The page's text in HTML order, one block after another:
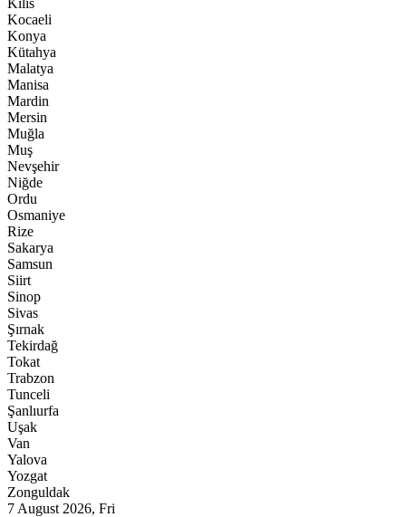
Kilis
Kocaeli
Konya
Kütahya
Malatya
Manisa
Mardin
Mersin
Muğla
Muş
Nevşehir
Niğde
Ordu
Osmaniye
Rize
Sakarya
Samsun
Siirt
Sinop
Sivas
Şırnak
Tekirdağ
Tokat
Trabzon
Tunceli
Şanlıurfa
Uşak
Van
Yalova
Yozgat
Zonguldak
7 August 2026, Fri